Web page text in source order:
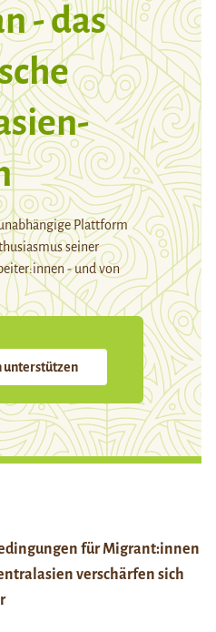
- das
Plattform
seiner
- und von
unterstützen
für Migrant:innen
verschärfen sich